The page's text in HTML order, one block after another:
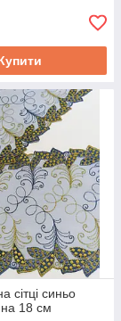
сітці синьо
18 см